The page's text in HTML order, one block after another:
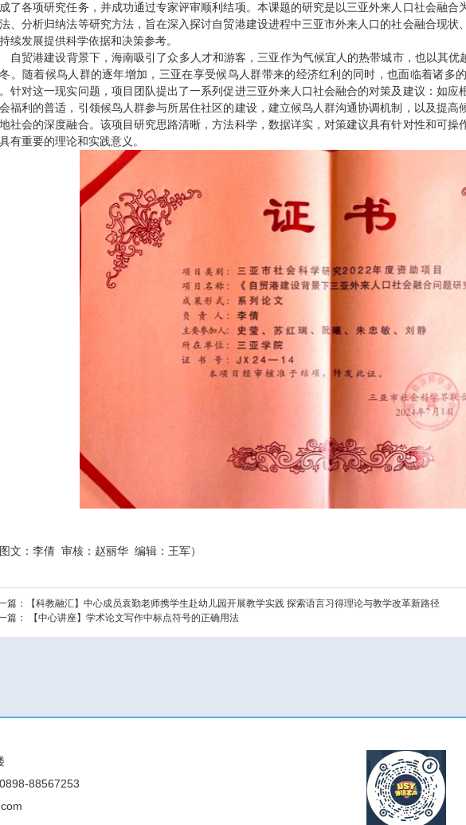
了各项研究任务，并成功通过专家评审顺利结项。本课题的研究是以三亚外来人口社会融合
、分析归纳法等研究方法，旨在深入探讨自贸港建设进程中三亚市外来人口的社会融合现状
续发展提供科学依据和决策参考。
自贸港建设背景下，海南吸引了众多人才和游客，三亚作为气候宜人的热带城市，也以其优
。随着候鸟人群的逐年增加，三亚在享受候鸟人群带来的经济红利的同时，也面临着诸多
针对这一现实问题，项目团队提出了一系列促进三亚外来人口社会融合的对策及建议：如应
福利的普适，引领候鸟人群参与所居住社区的建设，建立候鸟人群沟通协调机制，以及提高
社会的深度融合。该项目研究思路清晰，方法科学，数据详实，对策建议具有针对性和可操
有重要的理论和实践意义。
图文：李倩 审核：赵丽华 编辑：王军）
篇：
【科教融汇】中心成员袁勤老师携学生赴幼儿园开展教学实践 探索语言习得理论与教学改革新路径
篇：
【中心讲座】学术论文写作中标点符号的正确用法
88567253